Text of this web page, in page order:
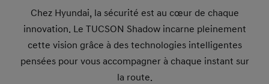
Chez Hyundai, la sécurité est au cœur de chaque
innovation. Le TUCSON Shadow incarne pleinement
cette vision grâce à des technologies intelligentes
pensées pour vous accompagner à chaque instant sur
la route.